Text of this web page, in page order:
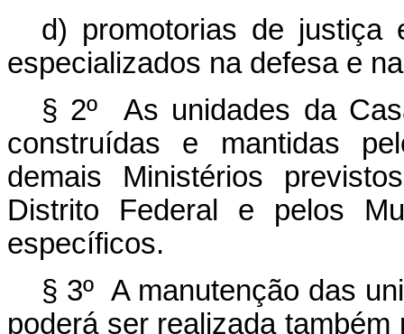
d) promotorias de justiça
especializados na defesa e
§ 2º As unidades da
construídas e mantidas
demais Ministérios
Distrito Federal e pelos
específicos.
§ 3º A manutenção das
poderá ser realizada